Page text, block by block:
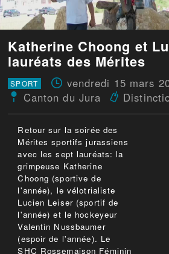
Katherine Choong et
lauréats des Mérites
SPORT vendredi 15 mars
Canton du Jura
Retour sur la soirée des
Mérites sportifs jurassiens
avec les sept lauréats: la
grimpeuse Katherine
Choong (sportive de
l'année), le vélotrialiste
Lucien Leiser (sportif de
l'année) et le hockeyeur
Valentin Nussbaumer
(espoir de l'année). Le
SHC Rossemaison Féminin